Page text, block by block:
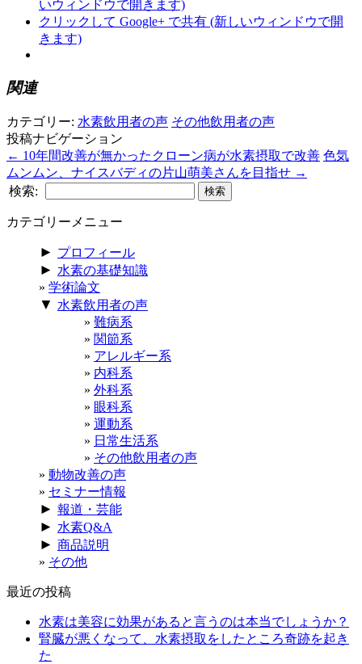
いウィンドウで開きます)
クリックして Google+ で共有 (新しいウィンドウで開
きます)
関連
カテゴリー: 水素飲用者の声 その他飲用者の声
投稿ナビゲーション
← 10年間改善が無かったクローン病が水素摂取で改善 色気
ムンムン、ナイスバディの片山萌美さんを目指せ →
検索:
カテゴリーメニュー
► プロフィール
► 水素の基礎知識
学術論文
▼ 水素飲用者の声
難病系
関節系
アレルギー系
内科系
外科系
眼科系
運動系
日常生活系
その他飲用者の声
動物改善の声
セミナー情報
► 報道・芸能
► 水素Q&A
► 商品説明
その他
最近の投稿
水素は美容に効果があると言うのは本当でしょうか？
腎臓が悪くなって、水素摂取をしたところ奇跡を起き
た